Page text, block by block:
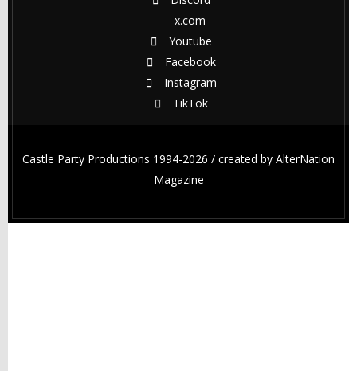
x.com
Youtube
Facebook
Instagram
TikTok
Castle Party Productions 1994-2026 / created by AlterNation
Magazine